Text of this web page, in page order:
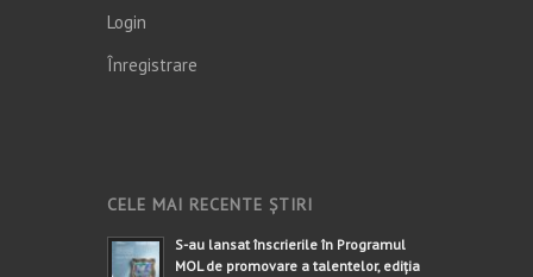
Login
Înregistrare
CELE MAI RECENTE ȘTIRI
S-au lansat înscrierile în Programul
MOL de promovare a talentelor, ediția